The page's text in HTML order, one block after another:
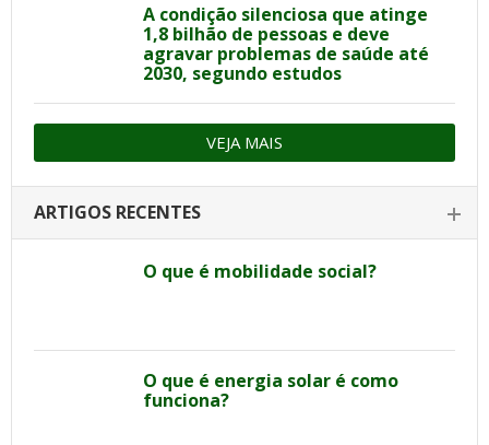
A condição silenciosa que atinge
1,8 bilhão de pessoas e deve
agravar problemas de saúde até
2030, segundo estudos
VEJA MAIS
ARTIGOS RECENTES
O que é mobilidade social?
O que é energia solar é como
funciona?